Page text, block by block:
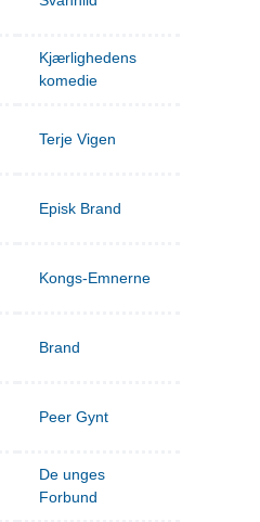
Kjærlighedens
komedie
Terje Vigen
Episk Brand
Kongs-Emnerne
Brand
Peer Gynt
De unges
Forbund